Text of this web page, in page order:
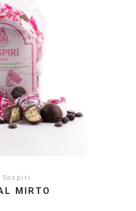
Sospiri
MIRTO